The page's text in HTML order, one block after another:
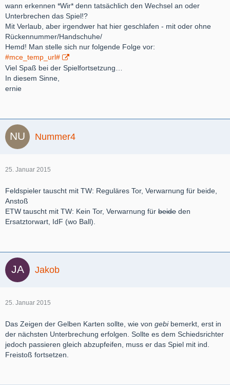
wann erkennen *Wir* denn tatsächlich den Wechsel an oder
Unterbrechen das Spiel!?
Mit Verlaub, aber irgendwer hat hier geschlafen - mit oder ohne
Rückennummer/Handschuhe/
Hemd! Man stelle sich nur folgende Folge vor:
#mce_temp_url#
Viel Spaß bei der Spielfortsetzung…
In diesem Sinne,
ernie
Nummer4
25. Januar 2015
Feldspieler tauscht mit TW: Reguläres Tor, Verwarnung für beide,
Anstoß
ETW tauscht mit TW: Kein Tor, Verwarnung für beide den
Ersatztorwart, IdF (wo Ball).
Jakob
25. Januar 2015
Das Zeigen der Gelben Karten sollte, wie von gebibemerkt, erst in
der nächsten Unterbrechung erfolgen. Sollte es dem Schiedsrichter
jedoch passieren gleich abzupfeifen, muss er das Spiel mit ind.
Freistoß fortsetzen.